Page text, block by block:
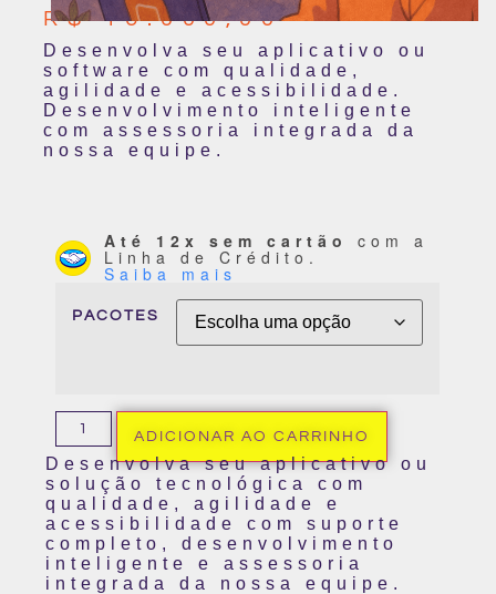
R$16.000,00
Desenvolva seu aplicativo ou
software com qualidade,
agilidade e acessibilidade.
Desenvolvimento inteligente
com assessoria integrada da
nossa equipe.
Até 12x sem cartão com a
Linha de Crédito.
Saiba mais
PACOTES
ADICIONAR AO CARRINHO
Desenvolva seu aplicativo ou
solução tecnológica com
qualidade, agilidade e
acessibilidade com suporte
completo, desenvolvimento
inteligente e assessoria
integrada da nossa equipe.